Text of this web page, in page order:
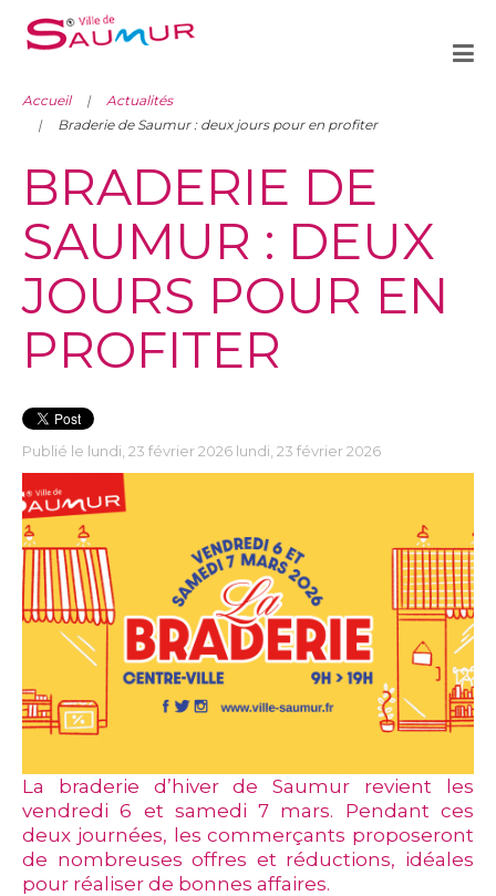
Accueil
Actualités
Braderie de Saumur : deux jours pour en profiter
BRADERIE DE
SAUMUR : DEUX
JOURS POUR EN
PROFITER
Publié le lundi, 23 février 2026 lundi, 23 février 2026
La braderie d’hiver de Saumur revient les
vendredi 6 et samedi 7 mars. Pendant ces
deux journées, les commerçants proposeront
de nombreuses offres et réductions, idéales
pour réaliser de bonnes affaires.